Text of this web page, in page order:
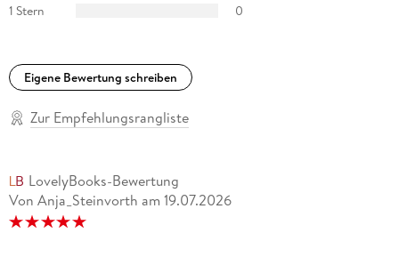
1 Stern
0
Eigene Bewertung schreiben
Zur Empfehlungsrangliste
LovelyBooks-Bewertung
Von Anja_Steinvorth am 19.07.2026